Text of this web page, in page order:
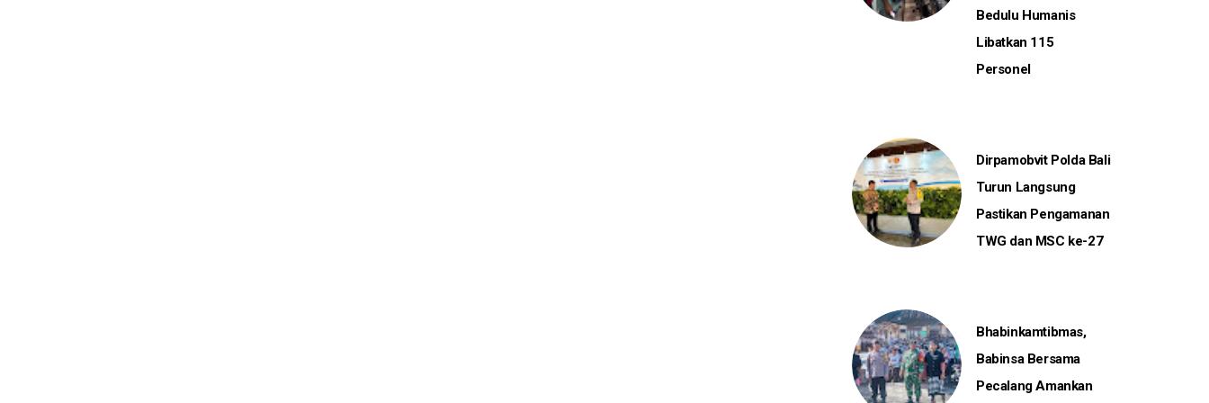
Bedulu Humanis
Libatkan 115
Personel
Dirpamobvit Polda Bali
Turun Langsung
Pastikan Pengamanan
TWG dan MSC ke-27
Bhabinkamtibmas,
Babinsa Bersama
Pecalang Amankan